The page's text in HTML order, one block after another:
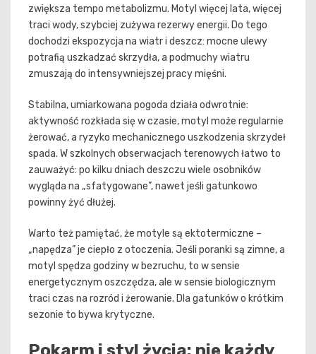
zwiększa tempo metabolizmu. Motyl więcej lata, więcej
traci wody, szybciej zużywa rezerwy energii. Do tego
dochodzi ekspozycja na wiatr i deszcz: mocne ulewy
potrafią uszkadzać skrzydła, a podmuchy wiatru
zmuszają do intensywniejszej pracy mięśni.
Stabilna, umiarkowana pogoda działa odwrotnie:
aktywność rozkłada się w czasie, motyl może regularnie
żerować, a ryzyko mechanicznego uszkodzenia skrzydeł
spada. W szkolnych obserwacjach terenowych łatwo to
zauważyć: po kilku dniach deszczu wiele osobników
wygląda na „sfatygowane”, nawet jeśli gatunkowo
powinny żyć dłużej.
Warto też pamiętać, że motyle są ektotermiczne –
„napędza” je ciepło z otoczenia. Jeśli poranki są zimne, a
motyl spędza godziny w bezruchu, to w sensie
energetycznym oszczędza, ale w sensie biologicznym
traci czas na rozród i żerowanie. Dla gatunków o krótkim
sezonie to bywa krytyczne.